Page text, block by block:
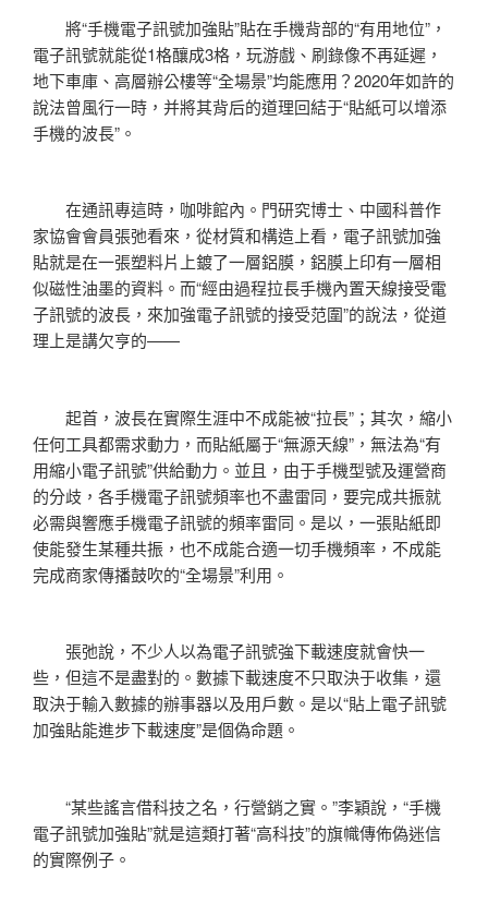
將“手機電子訊號加強貼”貼在手機背部的“有用地位”，
電子訊號就能從1格釀成3格，玩游戲、刷錄像不再延遲，
地下車庫、高層辦公樓等“全場景”均能應用？2020年如許的
說法曾風行一時，并將其背后的道理回結于“貼紙可以增添
手機的波長”。
在通訊專這時，咖啡館內。門研究博士、中國科普作
家協會會員張弛看來，從材質和構造上看，電子訊號加強
貼就是在一張塑料片上鍍了一層鋁膜，鋁膜上印有一層相
似磁性油墨的資料。而“經由過程拉長手機內置天線接受電
子訊號的波長，來加強電子訊號的接受范圍”的說法，從道
理上是講欠亨的——
起首，波長在實際生涯中不成能被“拉長”；其次，縮小
任何工具都需求動力，而貼紙屬于“無源天線”，無法為“有
用縮小電子訊號”供給動力。並且，由于手機型號及運營商
的分歧，各手機電子訊號頻率也不盡雷同，要完成共振就
必需與響應手機電子訊號的頻率雷同。是以，一張貼紙即
使能發生某種共振，也不成能合適一切手機頻率，不成能
完成商家傳播鼓吹的“全場景”利用。
張弛說，不少人以為電子訊號強下載速度就會快一
些，但這不是盡對的。數據下載速度不只取決于收集，還
取決于輸入數據的辦事器以及用戶數。是以“貼上電子訊號
加強貼能進步下載速度”是個偽命題。
“某些謠言借科技之名，行營銷之實。”李穎說，“手機
電子訊號加強貼”就是這類打著“高科技”的旗幟傳佈偽迷信
的實際例子。